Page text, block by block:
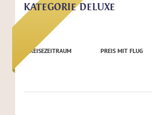
KATEGORIE DELUXE
REISEZEITRAUM PREIS MIT FLUG